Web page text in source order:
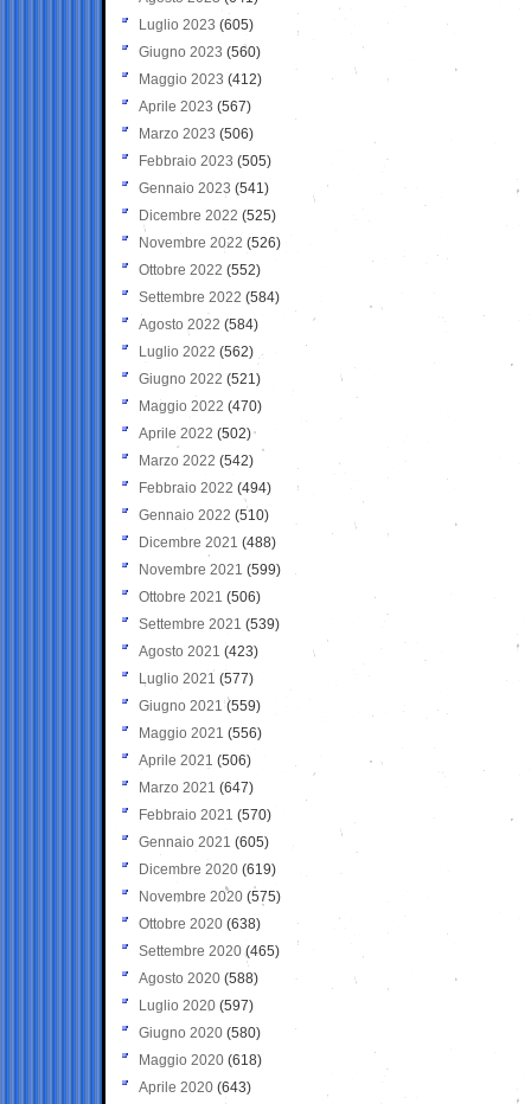
Luglio 2023 (605)
Giugno 2023 (560)
Maggio 2023 (412)
Aprile 2023 (567)
Marzo 2023 (506)
Febbraio 2023 (505)
Gennaio 2023 (541)
Dicembre 2022 (525)
Novembre 2022 (526)
Ottobre 2022 (552)
Settembre 2022 (584)
Agosto 2022 (584)
Luglio 2022 (562)
Giugno 2022 (521)
Maggio 2022 (470)
Aprile 2022 (502)
Marzo 2022 (542)
Febbraio 2022 (494)
Gennaio 2022 (510)
Dicembre 2021 (488)
Novembre 2021 (599)
Ottobre 2021 (506)
Settembre 2021 (539)
Agosto 2021 (423)
Luglio 2021 (577)
Giugno 2021(559)
Maggio 2021 (556)
Aprile 2021 (506)
Marzo 2021 (647)
Febbraio 2021 (570)
Gennaio 2021 (605)
Dicembre 2020 (619)
Novembre 2020 (575)
Ottobre 2020 (638)
Settembre 2020(465)
Agosto 2020 (588)
Luglio 2020 (597)
Giugno 2020 (580)
Maggio 2020 (618)
Aprile 2020 (643)